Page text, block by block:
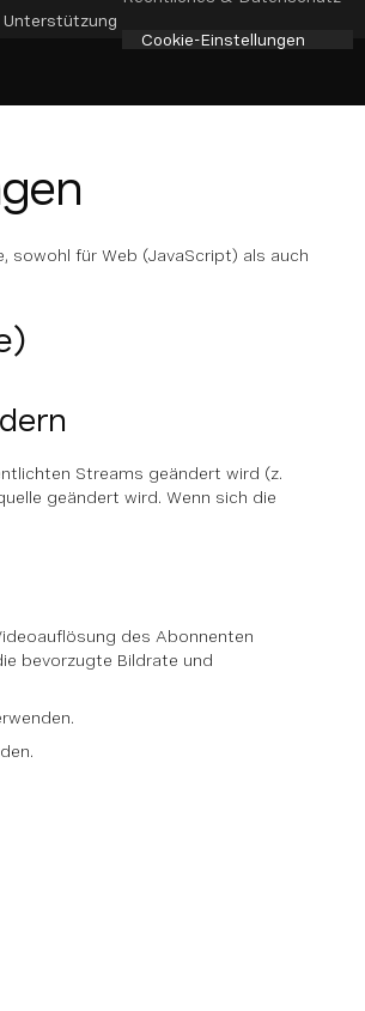
Unterstützung
Cookie-Einstellungen
sowohl für Web (JavaScript) als auch
Streams geändert wird (z.
geändert wird. Wenn sich die
des Abonnenten
bevorzugte Bildrate und